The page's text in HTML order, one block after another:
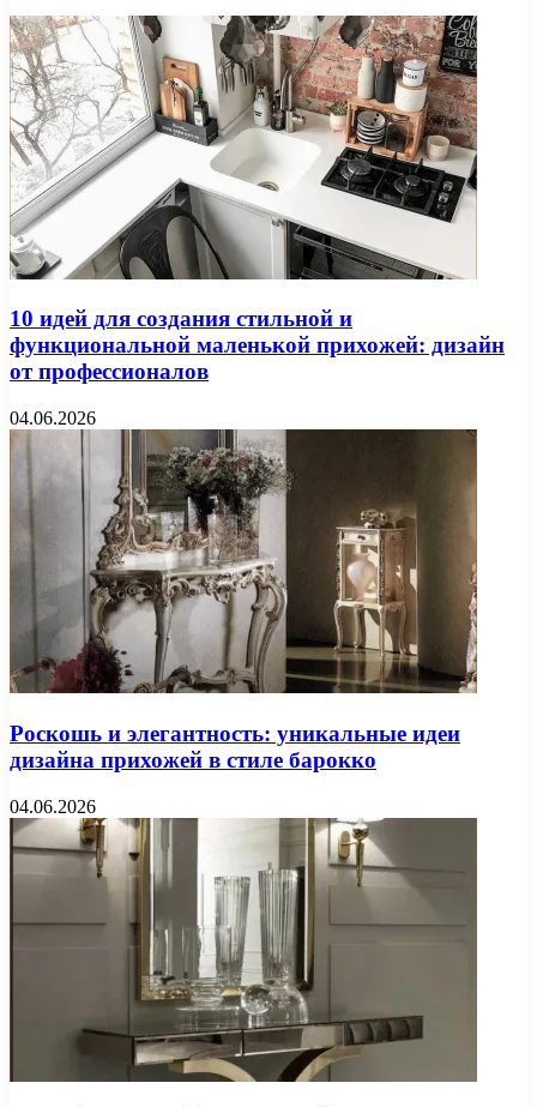
10 идей для создания стильной и
функциональной маленькой прихожей: дизайн
от профессионалов
04.06.2026
Роскошь и элегантность: уникальные идеи
дизайна прихожей в стиле барокко
04.06.2026